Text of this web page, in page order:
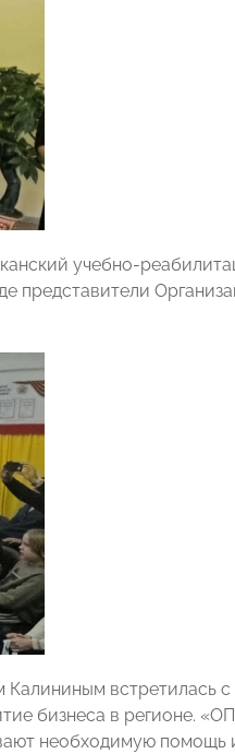
учебно-
встретилась с
бизнеса в регионе.
необходимую помощь